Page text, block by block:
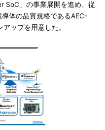
SoC」の事業展開を進め、従
体の品質規格であるAEC-
ップを用意した。